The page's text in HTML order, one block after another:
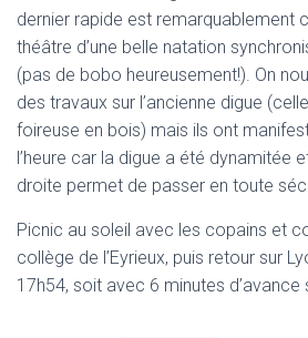
dernier rapide est remarquablement
théâtre d’une belle natation
(pas de bobo heureusement!). On
des travaux sur l’ancienne digue
foireuse en bois) mais ils ont
l’heure car la digue a été dynamitée
droite permet de passer en toute
Picnic au soleil avec les copains et
collège de l’Eyrieux, puis retour sur
17h54, soit avec 6 minutes d’avance